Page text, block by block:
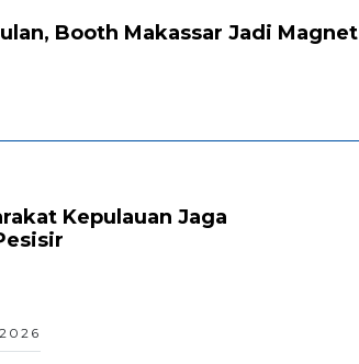
Booth Makassar Jadi Magnet
Kepulauan Jaga